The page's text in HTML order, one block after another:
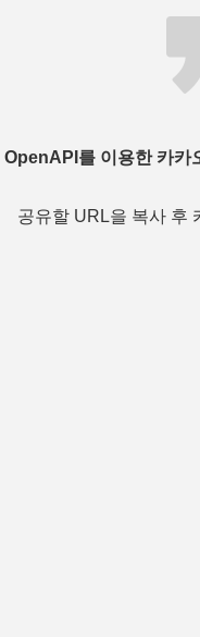
OpenAPI를 이용한 카카
공유할 URL을 복사 후